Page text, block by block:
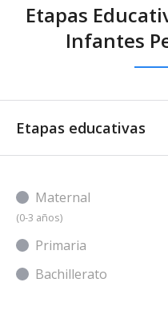
Etapas
Infantes
Etapas educativas
Maternal
(0-3 años)
Primaria
Bachillerato